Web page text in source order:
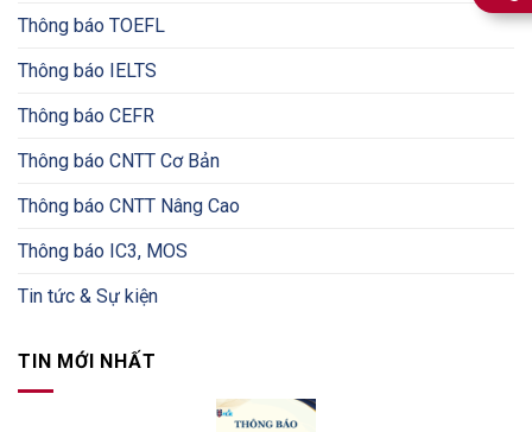
Thông báo TOEFL
Thông báo IELTS
Thông báo CEFR
Thông báo CNTT Cơ Bản
Thông báo CNTT Nâng Cao
Thông báo IC3, MOS
Tin tức & Sự kiện
TIN MỚI NHẤT